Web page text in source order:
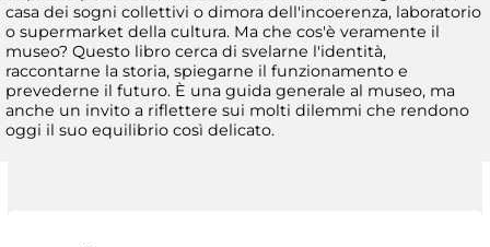
casa dei sogni collettivi o dimora dell'incoerenza, laboratorio
o supermarket della cultura. Ma che cos'è veramente il
museo? Questo libro cerca di svelarne l'identità,
raccontarne la storia, spiegarne il funzionamento e
prevederne il futuro. È una guida generale al museo, ma
anche un invito a riflettere sui molti dilemmi che rendono
oggi il suo equilibrio così delicato.